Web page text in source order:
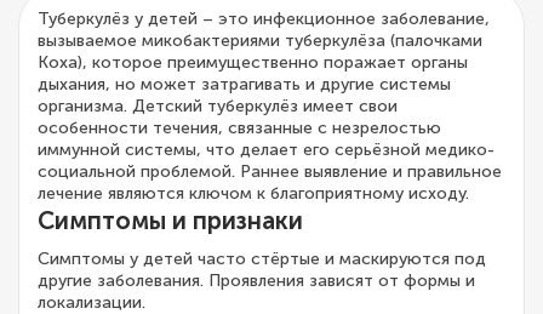
Туберкулёз у детей – это инфекционное заболевание,
вызываемое микобактериями туберкулёза (палочками
Коха), которое преимущественно поражает органы
дыхания, но может затрагивать и другие системы
организма. Детский туберкулёз имеет свои
особенности течения, связанные с незрелостью
иммунной системы, что делает его серьёзной медико-
социальной проблемой. Раннее выявление и правильное
лечение являются ключом к благоприятному исходу.
Симптомы и признаки
Симптомы у детей часто стёртые и маскируются под
другие заболевания. Проявления зависят от формы и
локализации.